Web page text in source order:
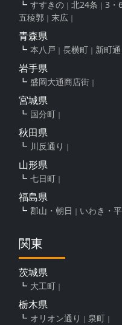
すすきの 北24条 3・
五稜郭
末広
青森県
本八戸 長横町 新町通
岩手県
盛岡大通商店街
宮城県
国分町
秋田県
川反通り
山形県
七日町
福島県
郡山・朝日 いわき・平
関東
茨城県
大工町
栃木県
オリオン通り 泉町